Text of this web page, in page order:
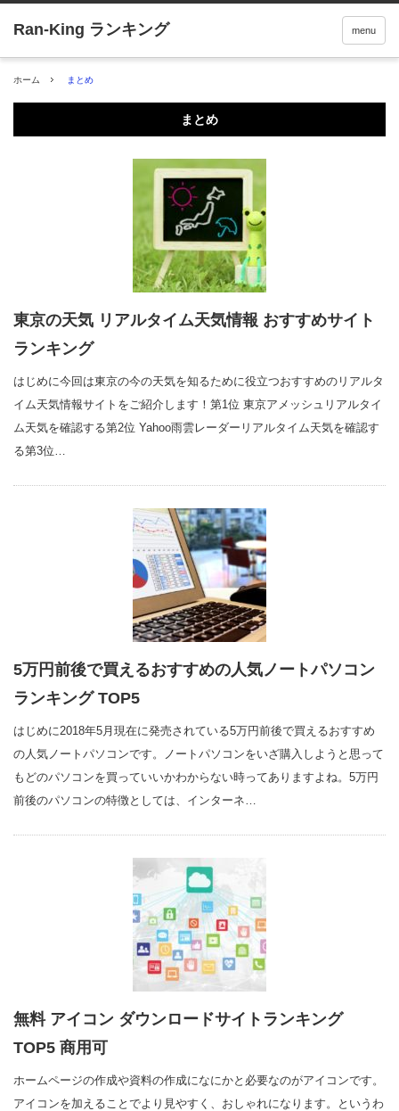
menu
ホーム まとめ
まとめ
東京の天気 リアルタイム天気情報 おすすめサイト
ランキング
はじめに今回は東京の今の天気を知るために役立つおすすめのリアルタ
イム天気情報サイトをご紹介します！第1位 東京アメッシュリアルタイ
ム天気を確認する第2位 Yahoo雨雲レーダーリアルタイム天気を確認す
る第3位…
5万円前後で買えるおすすめの人気ノートパソコン
ランキング TOP5
はじめに2018年5月現在に発売されている5万円前後で買えるおすすめ
の人気ノートパソコンです。ノートパソコンをいざ購入しようと思って
もどのパソコンを買っていいかわからない時ってありますよね。5万円
前後のパソコンの特徴としては、インターネ…
無料 アイコン ダウンロードサイトランキング
TOP5 商用可
ホームページの作成や資料の作成になにかと必要なのがアイコンです。
アイコンを加えることでより見やすく、おしゃれになります。というわ